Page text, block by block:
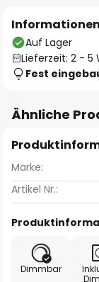
Auf Lager
Lieferzeit: 2 - 5
Fest
Ähnliche
Marke:
Artikel Nr.:
Dimmbar